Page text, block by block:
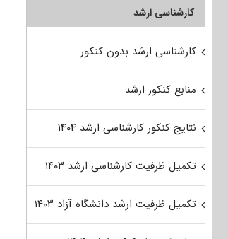
کارشناسی ارشد
کارشناسی ارشد بدون کنکور
منابع کنکور ارشد
نتایج کنکور کارشناسی ارشد ۱۴۰۴
تکمیل ظرفیت کارشناسی ارشد ۱۴۰۳
تکمیل ظرفیت ارشد دانشگاه آزاد ۱۴۰۳